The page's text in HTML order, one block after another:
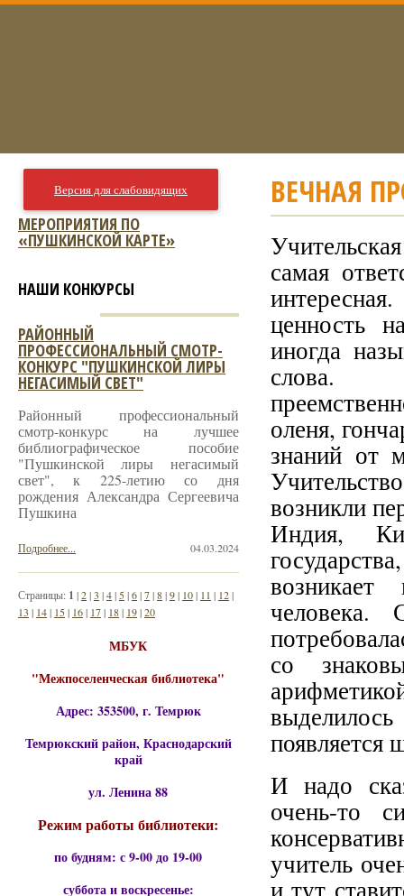
ВЕЧНАЯ
самая
ценность
иногда
слова.
оленя,
знаний от
возникли
Индия,
человека.
со
появляется
И надо
очень-то
учитель
Версия для слабовидящих
МЕРОПРИЯТИЯ ПО
«ПУШКИНСКОЙ КАРТЕ»
НАШИ КОНКУРСЫ
РАЙОННЫЙ
ПРОФЕССИОНАЛЬНЫЙ СМОТР-
КОНКУРС "ПУШКИНСКОЙ ЛИРЫ
НЕГАСИМЫЙ СВЕТ"
Районный профессиональный
смотр-конкурс на лучшее
библиографическое пособие
"Пушкинской лиры негасимый
свет", к 225-летию со дня
рождения Александра Сергеевича
Пушкина
04.03.2024
Подробнее...
Страницы: 1 |2|3 |4| 5|6|7|8|9| 10| 11 | 12|
13 | 14| 15| 16| 17| 18| 19|20
МБУК
"Межпоселенческая библиотека"
Адрес: 353500, г. Темрюк
Темрюкский район, Краснодарский
край
ул. Ленина 88
Режим работы библиотеки:
по будням: с 9-00 до 19-00
суббота и воскресенье: